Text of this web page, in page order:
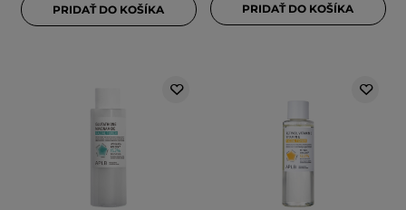
PRIDAŤ DO KOŠÍKA PRIDAŤ DO KOŠÍKA